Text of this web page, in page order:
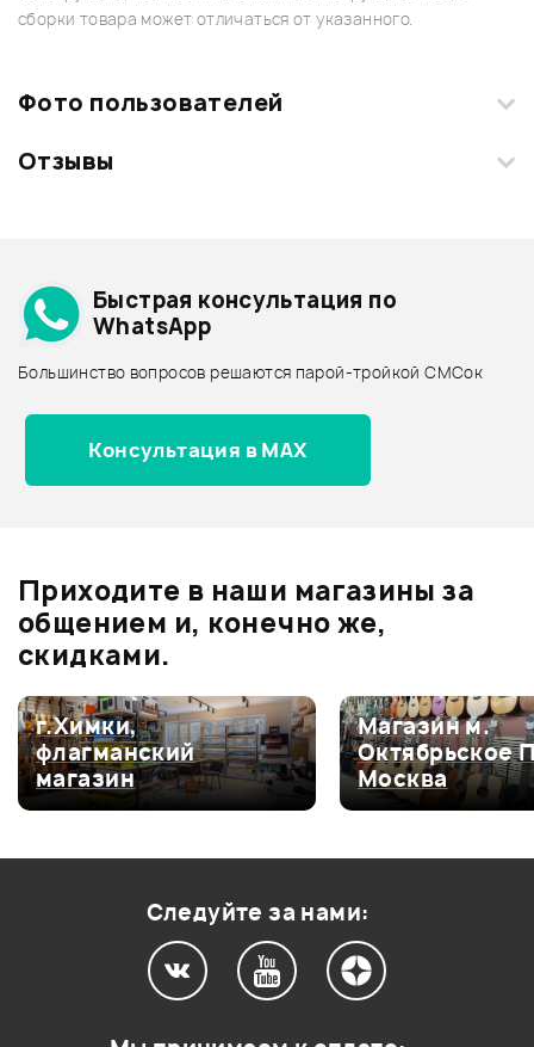
сборки товара может отличаться от указанного.
Фото пользователей
Загрузите свои фотографии купленного товара и получите
Отзывы
5.0
Оценка5
100%
Оценка4
0
Оценка3
0
Архив товаров - дешевле
Архив товаров - дороже
Все товары YAMAHA
Архив товаров - новинки
0
Быстрая консультация по
WhatsApp
Большинство вопросов решаются парой-тройкой СМСок
Консультация в MAX
Приходите в наши магазины за
общением и, конечно же,
скидками.
г.Химки,
флагманский
магазин
Магазин м.
Октябрьское
Москва
Следуйте за нами: